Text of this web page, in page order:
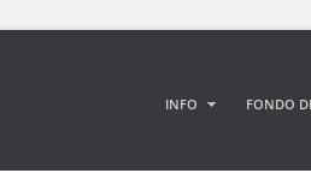
INFO FONDO